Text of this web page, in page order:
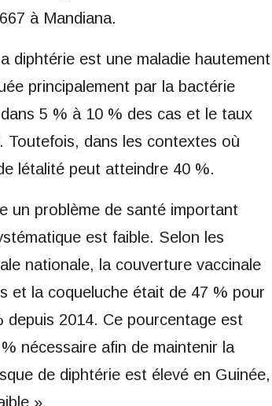
à Mandiana.
diphtérie est une maladie hautement
principalement par la bactérie
5 % à 10 % des cas et le taux
Toutefois, dans les contextes où
létalité peut atteindre 40 %.
un problème de santé important
est faible. Selon les
nationale, la couverture vaccinale
et la coqueluche était de 47 % pour
2014. Ce pourcentage est
nécessaire afin de maintenir la
de diphtérie est élevé en Guinée,
».